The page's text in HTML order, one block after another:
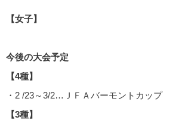
【女子】
今後の大会予定
【4種】
・2 /23～3/2…ＪＦＡバーモントカップ
【3種】